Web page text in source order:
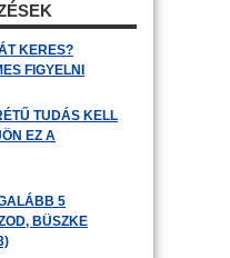
KERES?
FIGYELNI
TUDÁS KELL
EZ A
5
BÜSZKE